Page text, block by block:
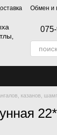
Обмен и
казанов,